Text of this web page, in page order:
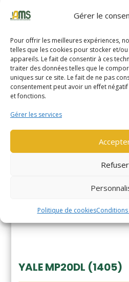
Gérer le
Pour offrir les meilleures expériences,
telles que les cookies pour stocker et/
appareils. Le fait de consentir à ces
traiter des données telles que le
uniques sur ce site. Le fait de ne pas
consentement peut avoir un effet
et fonctions.
Gérer les services
Refuser
Politique de cookiesConditions
YALE MS14XIL (2510)
YALE MP20DL (1405)